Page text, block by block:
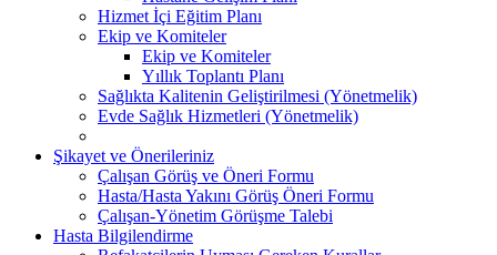
Hizmet İçi Eğitim Planı
Ekip ve Komiteler
Ekip ve Komiteler
Yıllık Toplantı Planı
Sağlıkta Kalitenin Geliştirilmesi (Yönetmelik)
Evde Sağlık Hizmetleri (Yönetmelik)
Şikayet ve Önerileriniz
Çalışan Görüş ve Öneri Formu
Hasta/Hasta Yakını Görüş Öneri Formu
Çalışan-Yönetim Görüşme Talebi
Hasta Bilgilendirme